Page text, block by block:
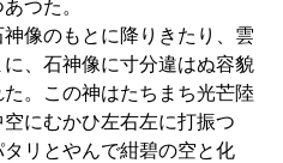
つた。
像のもとに降りきたり、雲
、石神像に寸分違はぬ容貌
。この神はたちまち光芒陸
にむかひ左右左に打振つ
リとやんで紺碧の空と化